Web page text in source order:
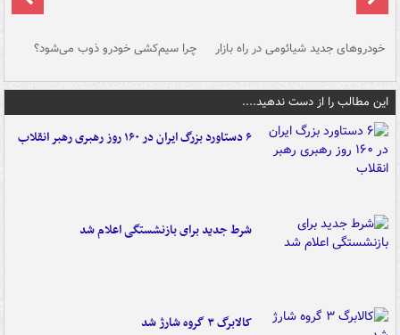
خودروهای جدید شیائومی در راه بازار چرا سیم‌کشی خودرو ذوب می‌شود؟
این مطالب را از دست ندهید....
۶ دستاورد بزرگ ایران در ۱۶۰ روز رهبری رهبر انقلاب
شرط جدید برای بازنشستگی اعلام شد
کالابرگ ۳ گروه شارژ شد